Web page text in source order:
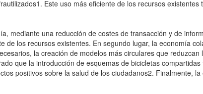
Este uso más eficiente de los recursos
mediante una reducción de costes de transacción y de
los recursos existentes. En segundo lugar, la economía
la creación de modelos más circulares que
que la introducción de esquemas de bicicletas
positivos sobre la salud de los ciudadanos2. Finalmente,